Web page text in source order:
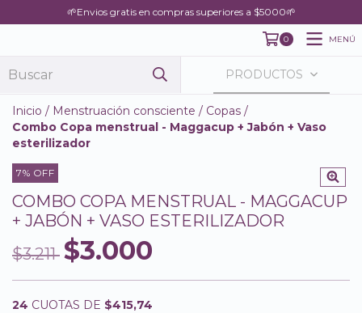
🌱Envios gratis en compras superiores a $5000🌱
0 MENÚ
PRODUCTOS
Inicio / Menstruación consciente / Copas /
Combo Copa menstrual - Maggacup + Jabón + Vaso
esterilizador
7% OFF
COMBO COPA MENSTRUAL - MAGGACUP
+ JABÓN + VASO ESTERILIZADOR
$3.211 $3.000
24 CUOTAS DE $415,74